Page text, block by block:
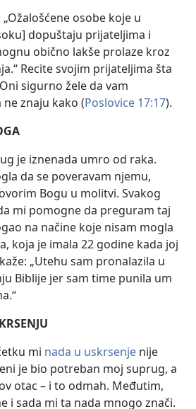
osobe koje u
dopuštaju prijateljima i
obično lakše prolaze kroz
Recite svojim prijateljima šta
sigurno žele da vam
znaju kako (Poslovice 17:17).
je iznenada umro od raka.
da se poveravam njemu,
Bogu u molitvi. Svakog
mi pomogne da preguram taj
na načine koje nisam mogla
koja je imala 22 godine kada joj
„Utehu sam pronalazila u
Biblije jer sam time punila um
mi nada u uskrsenje nije
je bio potreban moj suprug, a
otac – i to odmah. Međutim,
i sada mi ta nada mnogo znači.